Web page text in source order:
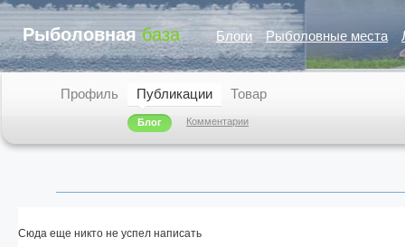
Рыболовная база Блоги Рыболовные места
Профиль Публикации
Блог Комментарии
Товар
Сюда еще никто не успел написать